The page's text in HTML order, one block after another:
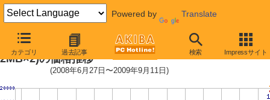
Powered by Translate
カテゴリ 過去記事 検索 Impressサイト
Core 2 Quad Q8400 (2.66GHz,L2
2MB×2)の価格推移
(2008年6月27日〜2009年9月11日)